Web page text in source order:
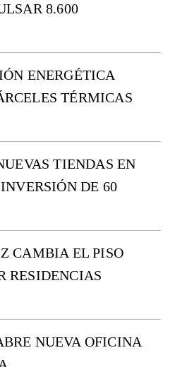
8.600
ENERGÉTICA
TÉRMICAS
TIENDAS EN
DE 60
CAMBIA EL PISO
RESIDENCIAS
NUEVA OFICINA